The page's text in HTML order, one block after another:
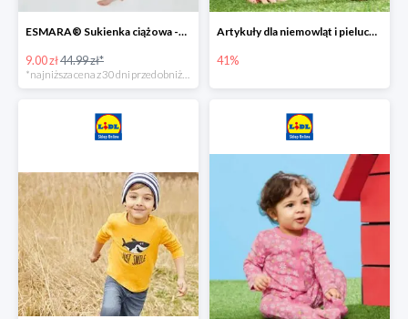
ESMARA® Sukienka ciążowa -79%
9.00 zł44.99 zł*
Artykuły dla niemowląt i pieluchy w Lidlu Online do -41%
41%